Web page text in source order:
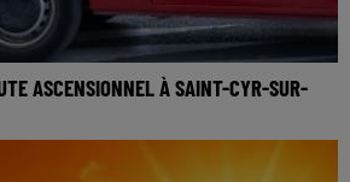
ASCENSIONNEL À SAINT-CYR-SUR-